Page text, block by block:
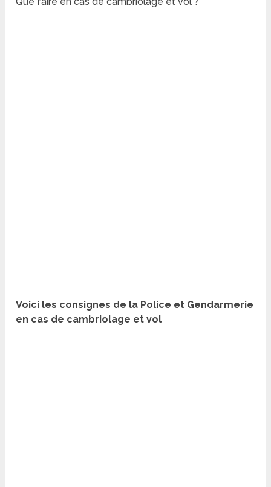
Voici les consignes de la Police et Gendarmerie
en cas de cambriolage et vol